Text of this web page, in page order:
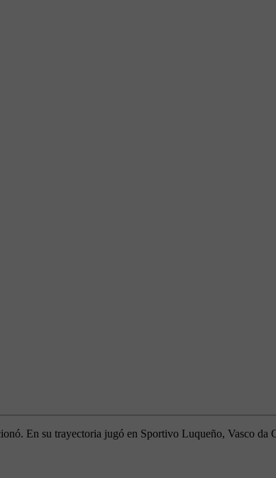
En su trayectoria jugó en Sportivo Luqueño, Vasco